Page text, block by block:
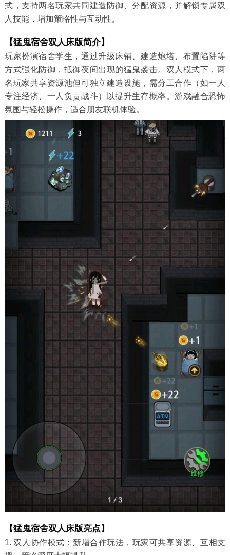
式，支持两名玩家共同建造防御、分配资源，并解锁专属双
人技能，增加策略性与互动性。
【猛鬼宿舍双人床版简介】
玩家扮演宿舍学生，通过升级床铺、建造炮塔、布置陷阱等
方式强化防御，抵御夜间出现的猛鬼袭击。双人模式下，两
名玩家共享资源池但可独立建造设施，需分工合作（如一人
专注经济、一人负责战斗）以提升生存概率。游戏融合恐怖
氛围与轻松操作，适合朋友联机体验。
【猛鬼宿舍双人床版亮点】
1. 双人协作模式：新增合作玩法，玩家可共享资源、互相支